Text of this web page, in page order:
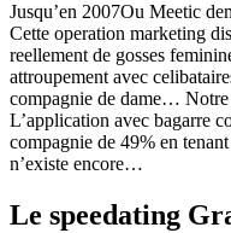
Jusqu’en 2007Ou Meetic
Cette operation marketing
reellement de gosses
attroupement avec
compagnie de dame… Notre
L’application avec bagarre
compagnie de 49% en
n’existe encore…
Le speedating